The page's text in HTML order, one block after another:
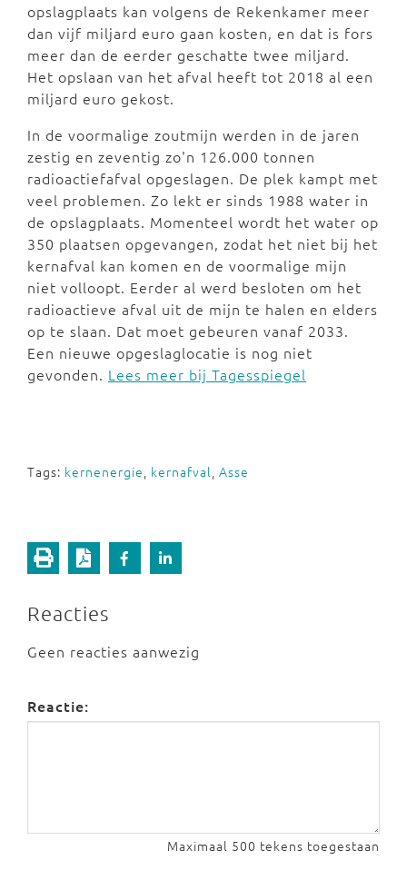
opslagplaats kan volgens de Rekenkamer meer
dan vijf miljard euro gaan kosten, en dat is fors
meer dan de eerder geschatte twee miljard.
Het opslaan van het afval heeft tot 2018 al een
miljard euro gekost.
In de voormalige zoutmijn werden in de jaren
zestig en zeventig zo'n 126.000 tonnen
radioactiefafval opgeslagen. De plek kampt met
veel problemen. Zo lekt er sinds 1988 water in
de opslagplaats. Momenteel wordt het water op
350 plaatsen opgevangen, zodat het niet bij het
kernafval kan komen en de voormalige mijn
niet volloopt. Eerder al werd besloten om het
radioactieve afval uit de mijn te halen en elders
op te slaan. Dat moet gebeuren vanaf 2033.
Een nieuwe opgeslaglocatie is nog niet
gevonden. Lees meer bij Tagesspiegel
Tags: kernenergie, kernafval, Asse
Reacties
Geen reacties aanwezig
Reactie:
Maximaal 500 tekens toegestaan